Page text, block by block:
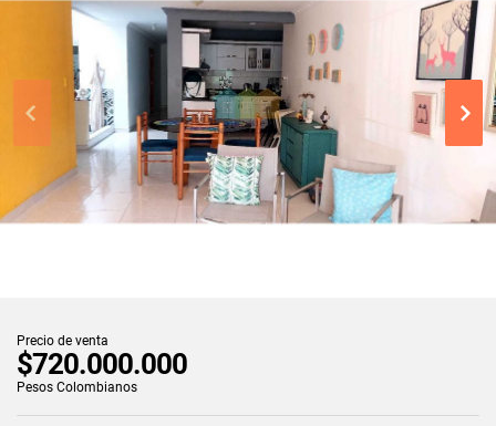
Precio de venta
$720.000.000
Pesos Colombianos